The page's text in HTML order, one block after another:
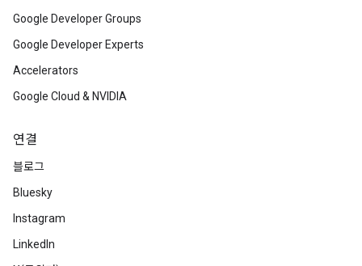
Google Developer Groups
Google Developer Experts
Accelerators
Google Cloud & NVIDIA
연결
블로그
Bluesky
Instagram
LinkedIn